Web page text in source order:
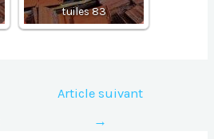
tuiles 83
Article suivant
→